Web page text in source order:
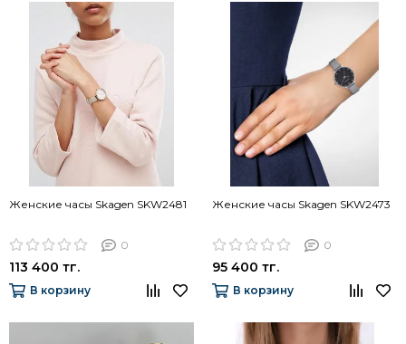
Женские часы Skagen SKW2481
0
113 400 тг.
В корзину
Женские часы Skagen SKW2473
0
95 400 тг.
В корзину